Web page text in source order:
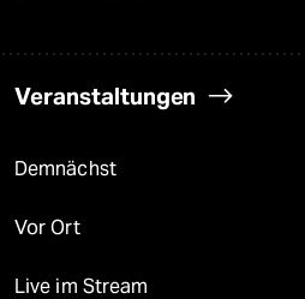
Veranstaltungen
Demnächst
Vor Ort
Live im Stream